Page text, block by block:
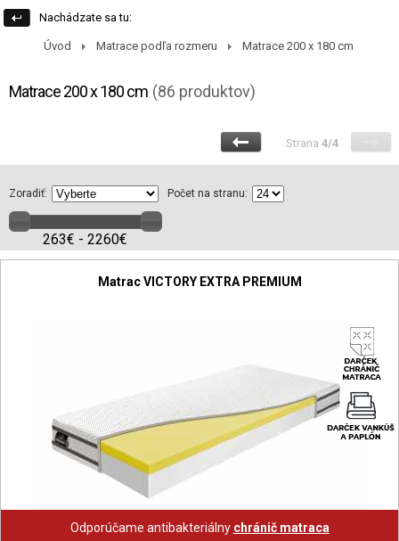
Nachádzate sa tu:
Úvod Matrace podľa rozmeru Matrace 200 x 180 cm
Matrace 200 x 180 cm (86 produktov)
Strana 4/4
Zoradiť: Počet na stranu:
263€ - 2260€
Matrac VICTORY EXTRA PREMIUM
Odporúčame antibakteriálny chránič matraca